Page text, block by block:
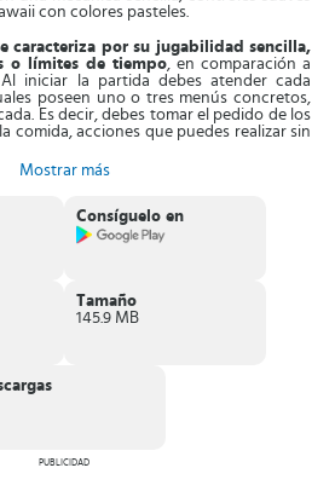
con colores pasteles.
caracteriza por su jugabilidad sencilla,
o límites de tiempo, en comparación a
iniciar la partida debes atender cada
poseen uno o tres menús concretos,
Es decir, debes tomar el pedido de los
comida, acciones que puedes realizar sin
deliciosas, algo que te ayudará a ganar
de forma progresiva. Entonces, al
los clientes te den algunas
en los primeros niveles apenas será
será todo un restaurante de animales.
Mostrar más
Consíguelo en
Tamaño
145.9 MB
PUBLICIDAD